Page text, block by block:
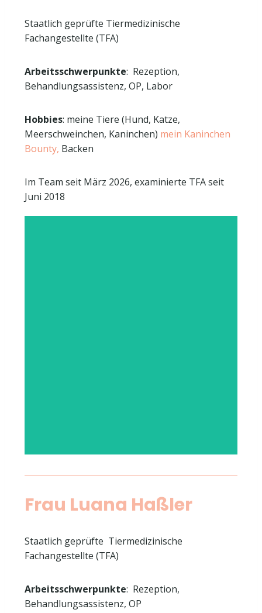
Staatlich geprüfte Tiermedizinische
Fachangestellte (TFA)
Arbeitsschwerpunkte: Rezeption,
Behandlungsassistenz, OP, Labor
Hobbies: meine Tiere (Hund, Katze,
Meerschweinchen, Kaninchen) mein Kaninchen
Bounty, Backen
Im Team seit März 2026, examinierte TFA seit
Juni 2018
Frau Luana Haßler
Staatlich geprüfte Tiermedizinische
Fachangestellte (TFA)
Arbeitsschwerpunkte: Rezeption,
Behandlungsassistenz, OP